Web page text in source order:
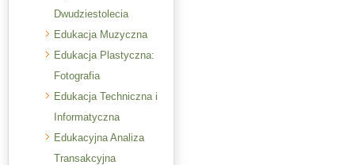
Dwudziestolecia
Edukacja Muzyczna
Edukacja Plastyczna:
Fotografia
Edukacja Techniczna i
Informatyczna
Edukacyjna Analiza
Transakcyjna